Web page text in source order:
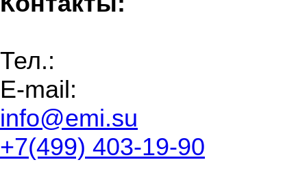
Тел.:
E-mail:
info@emi.su
+7(499) 403-19-90